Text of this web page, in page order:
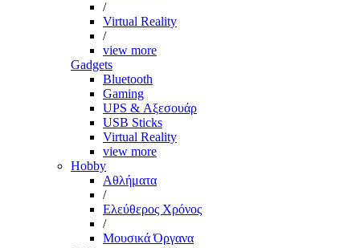
/
Virtual Reality
/
view more
Gadgets
Bluetooth
Gaming
UPS & Αξεσουάρ
USB Sticks
Virtual Reality
view more
Hobby
Αθλήματα
/
Ελεύθερος Χρόνος
/
Μουσικά Όργανα